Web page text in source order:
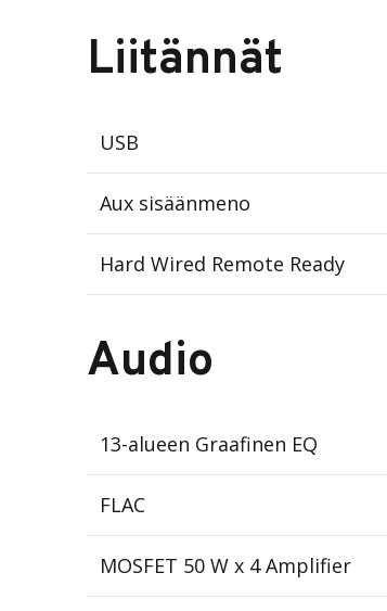
Liitännät
USB
Aux sisäänmeno
Hard Wired Remote Ready
Audio
13-alueen Graafinen EQ
FLAC
MOSFET 50 W x 4 Amplifier